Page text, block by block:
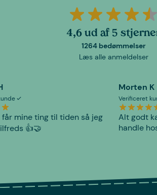
4,6 ud af 5
1264 bedømmelser
Læs alle anmeldelser
får mine ting til tiden så jeg
👍🤝
Morten K
Verificeret
Alt godt
handle